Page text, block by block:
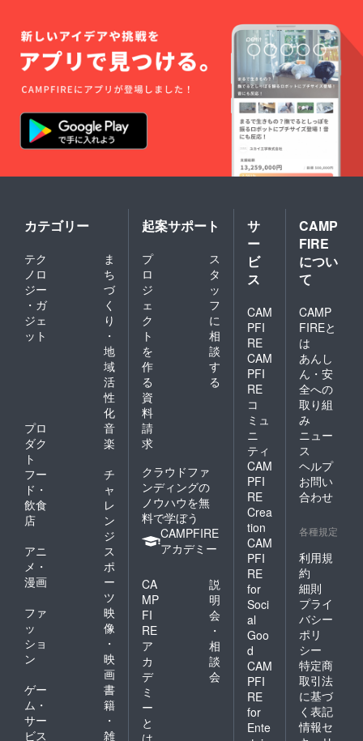
カテゴリー
テク
ノロ
ジー
・ガ
ジェ
ット
ま
ち
づ
く
り
・
地
域
活
性
化
プロ
ダク
ト
音
楽
フー
ド・
飲食
店
チ
ャ
レ
ン
ジ
アニ
メ・
漫画
ス
ポ
ー
ツ
ファ
ッ
ショ
ン
映
像
・
映
画
ゲー
ム・
サー
ビス
書
籍
・
雑
起案サポート
プ
ロ
ジ
ェ
ク
ト
を
作
る
ス
タ
ッ
フ
に
相
談
す
る
資
料
請
求
クラウドファ
ンディングの
ノウハウを無
料で学ぼう
CAMPFIRE
アカデミー
CA
MP
FI
RE
ア
カ
デ
ミ
ー
と
は
説
明
会
・
相
談
会
サ
ー
ビ
ス
CAM
PFI
RE
CAM
PFI
RE
コ
ミュ
ニ
ティ
CAM
PFI
RE
Crea
tion
CAM
PFI
RE
for
Soci
al
Goo
d
CAM
PFI
RE
for
Ente
CAMP
FIRE
につい
て
CAMP
FIREと
は
あんし
ん・安
全への
取り組
み
ニュー
ス
ヘルプ
お問い
合わせ
各種規定
利用規
約
細則
プライ
バシー
ポリ
シー
特定商
取引法
に基づ
く表記
情報セ